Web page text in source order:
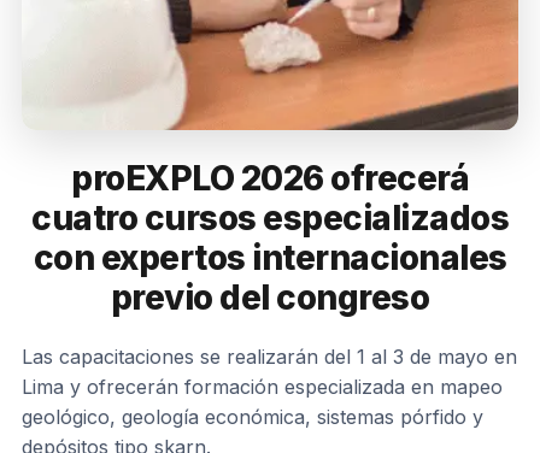
proEXPLO 2026 ofrecerá
cuatro cursos especializados
con expertos internacionales
previo del congreso
Las capacitaciones se realizarán del 1 al 3 de mayo en
Lima y ofrecerán formación especializada en mapeo
geológico, geología económica, sistemas pórfido y
depósitos tipo skarn.